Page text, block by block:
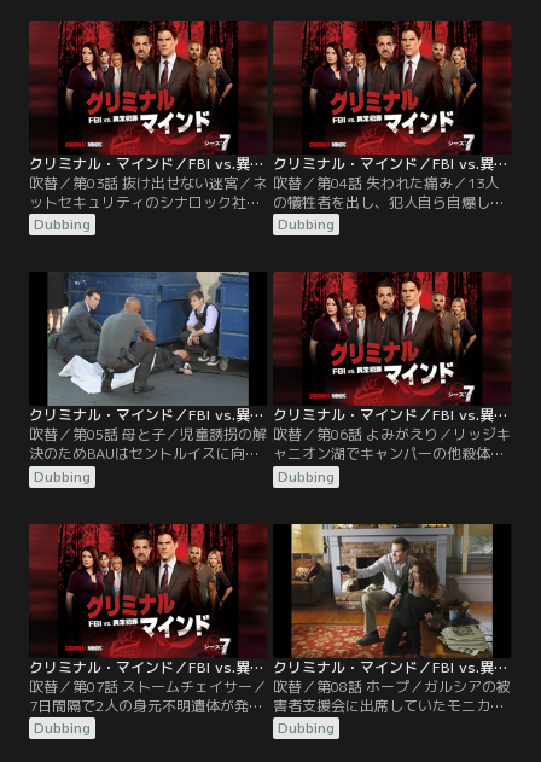
さかのぼる。モーガンとガルシアは
チームに報告せずにイアン・ドイル
の捜査をしていた。ドイルは息子デ
クランを捜すに違いないと思ったモ
ーガンは、デクランの居場所を捜し
され、恋愛妄想という人格障害を持
つ40代の白人男性だと判断。そんな
中、マットとライラのブラッドスト
ーン夫妻の娘タミーが髪をブロンド
に染めてパーティーに出かけ、そこ
で消息を絶つ。
クリミナル・マインド／FBI vs.異常犯罪 シーズン7 第03話／吹替
吹替／第03話 抜け出せない迷宮／ネ
ットセキュリティのシナロック社で
虐殺が起きた。被害者はCEOを含む
社員で5人が射殺、3人は刺殺され
夫婦がクローゼット内で発見され、
犯人は息子のルーク・ドーランだと
判明する。ルークはCEOだったワー
ナーと同じ第212部隊に所属してい
たことから、PTSDを患っていると考
えられた。
Dubbing
クリミナル・マインド／FBI vs.異常犯罪 シーズン7 第04話／吹替
吹替／第04話 失われた痛み／13人
の犠牲者を出し、犯人自ら自爆して
命を絶った乱射事件から10年経っ
た。事件を追悼するイベントの初
れた。当時の事件を担当したロッシ
とホッチは共犯者の存在を考えた
が…。しかし、今回の調査で学校襲
撃犯ランディ・スレイドには共犯者
がいて、“死のリスト”を作っていた
ことが判明した。
Dubbing
クリミナル・マインド／FBI vs.異常犯罪 シーズン7 第05話／吹替
吹替／第05話 母と子／児童誘拐の解
決のためBAUはセントルイスに向か
った。重度のうつ病患者マーリーン
は9歳の息子ボビーを実家の前に置
誘拐し監禁した。男は「ママを助け
たい？」とボビーに尋ね、彼がうな
ずくと、マーリーンを殺害した。男
が次に誘拐したのは薬物依存の母親
の息子、4歳のティモシーだった。
Dubbing
クリミナル・マインド／FBI vs.異常犯罪 シーズン7 第06話／吹替
吹替／第06話 よみがえり／リッジキ
ャニオン湖でキャンパーの他殺体が
3体発見された。さらに遺体の捜索
中にニックという若者が拉致され遺
たバンター湖だったことから犯人は
地元の人間だと思われる。検視の結
果、4人とも心肺蘇生をした形跡が
あり、繰り返し殺され蘇生されてい
たことが分かった。いったい何故、
生と死を往復させたのか。
Dubbing
クリミナル・マインド／FBI vs.異常犯罪 シーズン7 第07話／吹替
吹替／第07話 ストームチェイサー／
7日間隔で2人の身元不明遺体が発見
された。竜巻に襲われる前に2人は
撲殺されていたが、犯行現場の証拠
Dubbing
クリミナル・マインド／FBI vs.異常犯罪 シーズン7 第08話／吹替
吹替／第08話 ホープ／ガルシアの被
害者支援会に出席していたモニカ
が、姿を消した。その日は7年前に
モニカの娘ホープがさらわれた日の
Dubbing